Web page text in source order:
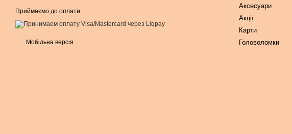
Приймаємо до оплати
Мобільна версія
Аксесуари
Акції
Карти
Головоломки